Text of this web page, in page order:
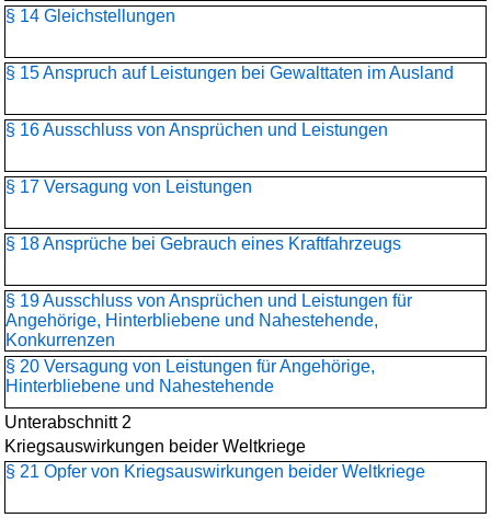
§ 14 Gleichstellungen
§ 15 Anspruch auf Leistungen bei Gewalttaten im Ausland
§ 16 Ausschluss von Ansprüchen und Leistungen
§ 17 Versagung von Leistungen
§ 18 Ansprüche bei Gebrauch eines Kraftfahrzeugs
§ 19 Ausschluss von Ansprüchen und Leistungen für
Angehörige, Hinterbliebene und Nahestehende,
Konkurrenzen
§ 20 Versagung von Leistungen für Angehörige,
Hinterbliebene und Nahestehende
Unterabschnitt 2
Kriegsauswirkungen beider Weltkriege
§ 21 Opfer von Kriegsauswirkungen beider Weltkriege